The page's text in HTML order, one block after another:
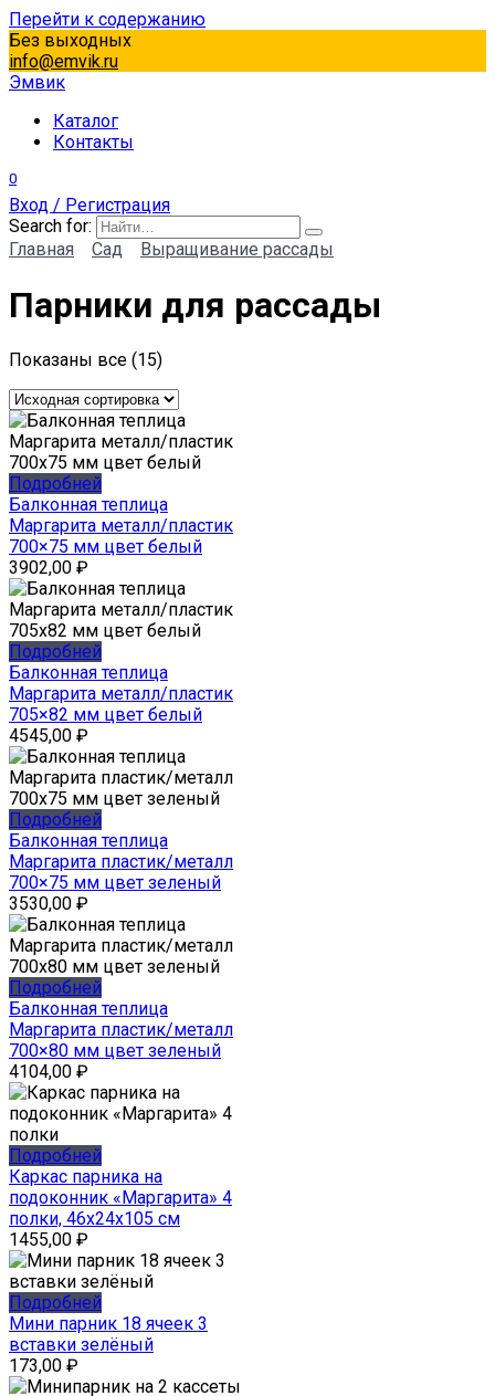
Перейти к содержанию
Без выходных
info@emvik.ru
Эмвик
Каталог
Контакты
0
Вход / Регистрация
Search for:
Главная
Сад Выращивание рассады
Парники для рассады
Показаны все (15)
Подробней
Балконная теплица
Маргарита металл/пластик
700×75 мм цвет белый
3902,00 ₽
Подробней
Балконная теплица
Маргарита металл/пластик
705×82 мм цвет белый
4545,00 ₽
Подробней
Балконная теплица
Маргарита пластик/металл
700×75 мм цвет зеленый
3530,00 ₽
Подробней
Балконная теплица
Маргарита пластик/металл
700×80 мм цвет зеленый
4104,00 ₽
Подробней
Каркас парника на
подоконник «Маргарита» 4
полки, 46x24x105 см
1455,00 ₽
Подробней
Мини парник 18 ячеек 3
вставки зелёный
173,00 ₽